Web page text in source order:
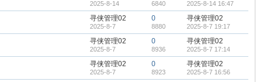
2025-8-14 6840 2025-8-14 16:47
寻侠管理02
2025-8-7
0
8880
寻侠管理02
2025-8-7 19:17
寻侠管理02
2025-8-7
0
8936
寻侠管理02
2025-8-7 17:14
寻侠管理02
2025-8-7
0
8923
寻侠管理02
2025-8-7 16:56